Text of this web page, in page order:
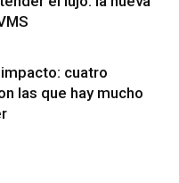
cuatro
las que hay mucho